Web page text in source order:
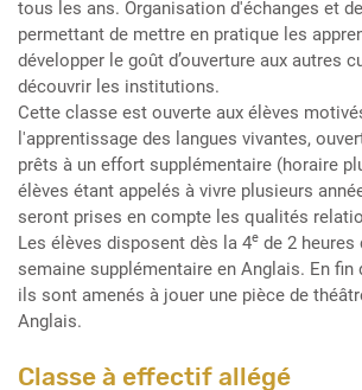
tous les ans. Organisation d'échanges et
permettant de mettre en pratique les
développer le goût d’ouverture aux autres
découvrir les institutions.
Cette classe est ouverte aux élèves
l'apprentissage des langues vivantes,
prêts à un effort supplémentaire (horaire
élèves étant appelés à vivre plusieurs
seront prises en compte les qualités
Les élèves disposent dès la 4e de 2 heures
semaine supplémentaire en Anglais. En fin
ils sont amenés à jouer une pièce de
Anglais.
Classe à effectif allégé